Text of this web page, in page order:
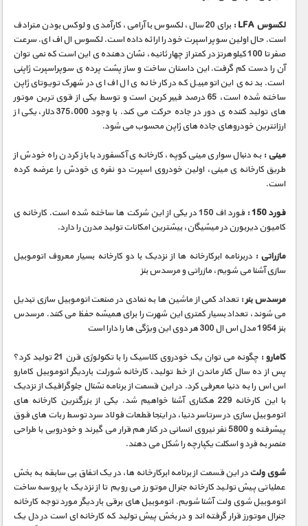
لکسوس LFA :
برای 20 سال، لکسوس با آرامی، کارآمدی و لوکس بودن مترادف
است. حال اولین سوپر اسپرت خود را ارائه داده است. لکسوس ال اف ای. سرعت
صفر تا 100 کیلوهرتز در کمتر از چهار ثانیه، نشان دهنده ی این است که نمی توان
آن را دست کم گرفت. این داستان ساخت و ساز پشت پرده ی سوپراسپرت ژاپنی
است. بدنه ی این اتومبیل که در کارخانه ی ال اف ای در شهرک تویوتای ژاپن
ساخته شده است، 65 درصد فیبر کربن است و توسط یکی از قوی ترین موتور
های تولید کننده ی دور در جاده حرکت می کند. با وجود 375،000 دلار، یکی از
ارزانترین خودروهای جاده های ژاپن محسوب می شود.
مینی :به دنبال سواری مینی کوپه، کارخانه ی آکسفورد با باز کردن راه خودش از
طریق کارخانه ی مینی، اولین خودروی اسپرت دو نفره ی خودش را عرضه کرده
است.
فورد 150 :
فورد اف 150 در یکی از این شرکت ها ساخته شده است. کارخانه ی
کامیون دیربورن در میشیگان، بیشترین امکانات تولید مدرن را دارد.
مازراتی :دربرنامه ابرکارخانه ها از نزدیک با دو کارخانه بسیار معروف اتوموبیل
سازی آشنا می شویم، مازراتی و مرسدس بنز
مرسدس بنر : تعداد کمی از ماشین ها به نمادی در صنعت اتوموبیل سازی تبدیل
می شوند، تعداد بسیار کمتری این شهرت را برای همیشه حفظ می کنند. مرسدس
بنز 1954 مدل اس ال 300 هر دوی این ویژگی ها را دارا است
کامارو :
چگونه می توان یک خودروی کلاسیک را با تکنولوژی قرن 21 تولید کرد؟
پس از ده سال کنار ماندن از خط تولید، کارخانه شورلت باردیگر اتوموبیل کامارو
اس اس را به دنیا معرفی کرد. در این قسمت از برنامه نشنال جئوگرافیک از نزدیک
با این کارخانه 229 هکتاری آشنا خواهیم شد. یکی از بزرگترین کارخانه های
اتوموبیل سازی در سرتاسر دنیا، در اینجا قطعات فولاد سرد توسط ربات های فوق
پیشرفته و 5800 نفر نیروی انسانی در کنار هم قرار می گیرند و خودرویی با طراحی
منصر به فرد و اسکلت یکپارچه را شکل می دهند.
شوی ولتدر این قسمت از برنامه ابرکارخانه ها، در یک اتفاق بی سابقه به بخش
عملیاتی پیش تولید کارخانه جنرال موتورز می رویم تا از نزدیک با پروسه ساخت
اتوموبیل شوی ولت آشنا شویم. اتوموبیل های برقی بار دیگر مورد توجه کارخانه
جنرال موتورز قرار گرفته اند و در بخش پیش تولید که کارخانه ای است در دل یک